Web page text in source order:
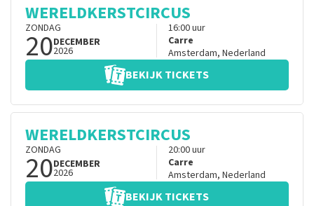
WERELDKERSTCIRCUS
ZONDAG
20DECEMBER
2026
16:00uur
Carre
Amsterdam, Nederland
BEKIJK TICKETS
WERELDKERSTCIRCUS
ZONDAG
20DECEMBER
2026
20:00uur
Carre
Amsterdam, Nederland
BEKIJK TICKETS